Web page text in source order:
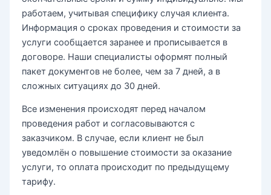
работаем, учитывая специфику случая клиента.
Информация о сроках проведения и стоимости за
услуги сообщается заранее и прописывается в
договоре. Наши специалисты оформят полный
пакет документов не более, чем за 7 дней, а в
сложных ситуациях до 30 дней.
Все изменения происходят перед началом
проведения работ и согласовываются с
заказчиком. В случае, если клиент не был
уведомлён о повышение стоимости за оказание
услуги, то оплата происходит по предыдущему
тарифу.